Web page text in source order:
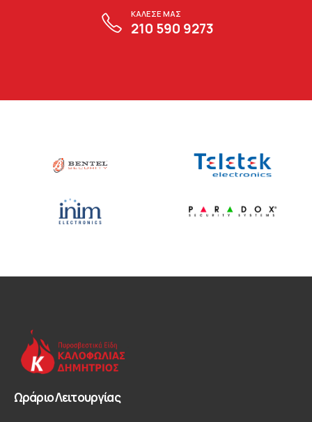
ΚΑΛΕΣΕ ΜΑΣ
210 590 9273
Ωράριο Λειτουργίας